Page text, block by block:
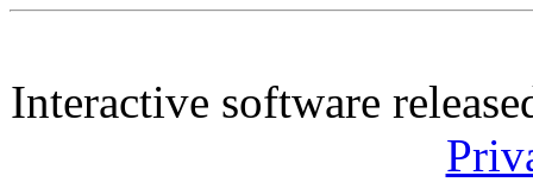
Interactive software